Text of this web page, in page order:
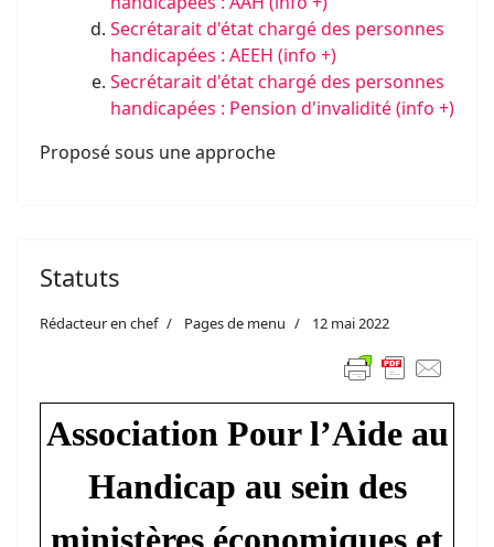
Secrétarait d'état chargé des personnes
handicapées : AEEH (info +)
Secrétarait d'état chargé des personnes
handicapées : Pension d'invalidité (info +)
Proposé sous une approche
Statuts
Rédacteur en chef Pages de menu 12 mai 2022
Association Pour l’Aide au
Handicap au sein des